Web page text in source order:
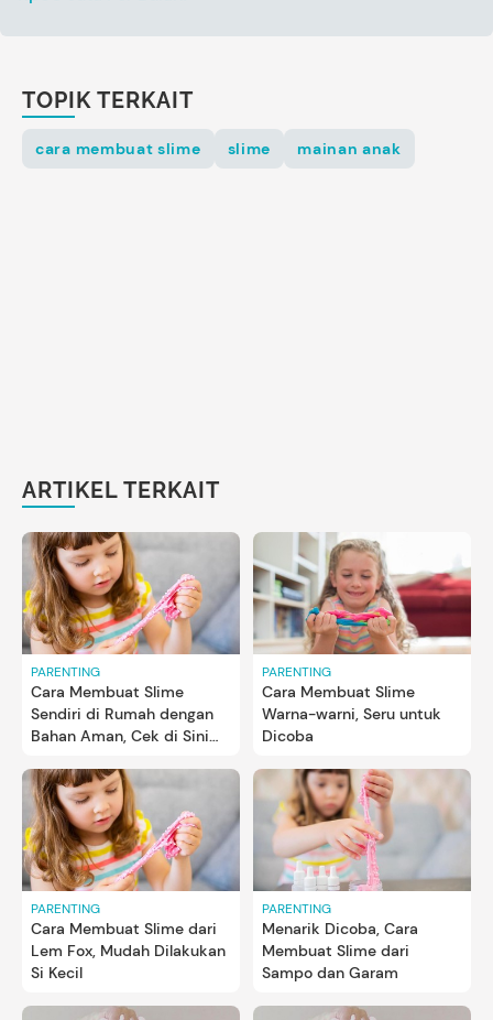
TOPIK TERKAIT
cara membuat slime slime mainan anak
ARTIKEL TERKAIT
PARENTING
Cara Membuat Slime
Sendiri di Rumah dengan
Bahan Aman, Cek di Sini
PARENTING
Cara Membuat Slime
Warna-warni, Seru untuk
Dicoba
PARENTING
Cara Membuat Slime dari
Lem Fox, Mudah Dilakukan
Si Kecil
PARENTING
Menarik Dicoba, Cara
Membuat Slime dari
Sampo dan Garam